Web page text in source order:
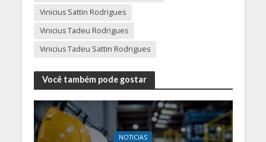
Vinicius Sattin Rodrigues
Vinicius Tadeu Rodrigues
Vinicius Tadeu Sattin Rodrigues
Você também pode gostar
NOTICIAS